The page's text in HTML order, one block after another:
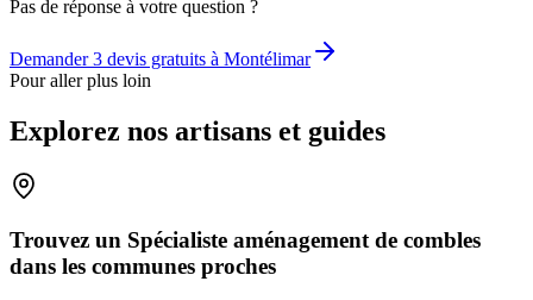
Pas de réponse à votre question ?
Demander 3 devis gratuits à Montélimar
Pour aller plus loin
Explorez nos artisans et guides
Trouvez un Spécialiste aménagement de combles
dans les communes proches